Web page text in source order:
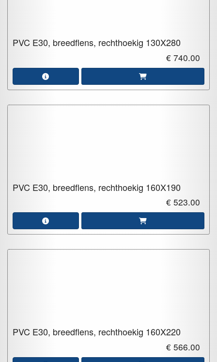
PVC E30, breedflens, rechthoekig 130X280
€ 740.00
PVC E30, breedflens, rechthoekig 160X190
€ 523.00
PVC E30, breedflens, rechthoekig 160X220
€ 566.00